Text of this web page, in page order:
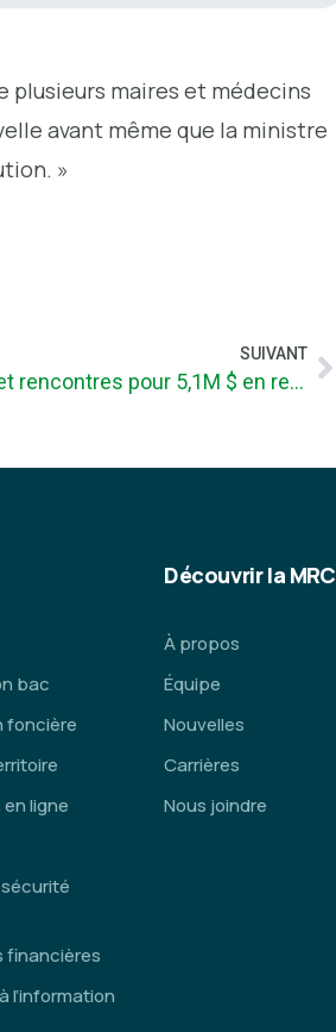
plusieurs maires et médecins
avant même que la ministre
»
SUIVANT
70 congrès et rencontres pour 5,1M $ en retombées directes
bac
foncière
en ligne
financières
l’information
Découvrir la MRC
À propos
Équipe
Nouvelles
Carrières
Nous joindre